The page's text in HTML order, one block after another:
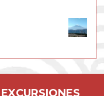
EXCURSIONES